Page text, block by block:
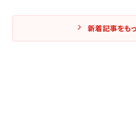
新着記事をも